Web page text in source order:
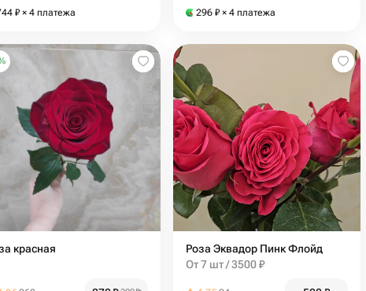
₽ × 4 платежа 296 ₽ × 4 платежа
красная
Роза Эквадор Пинк Флойд
От 7 шт / 3500 ₽